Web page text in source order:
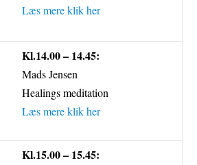
Læs mere klik her
Kl.14.00 – 14.45:
Mads Jensen
Healings meditation
Læs mere klik her
Kl.15.00 – 15.45: